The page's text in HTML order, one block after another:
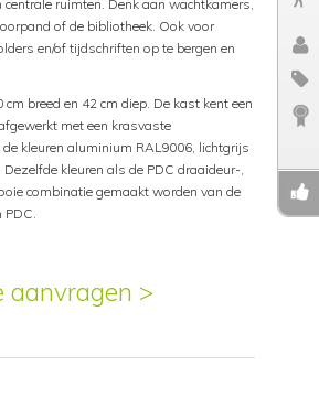
ruimten. Denk aan wachtkamers,
of de bibliotheek. Ook voor
en/of tijdschriften op te bergen en
breed en 42 cm diep. De kast kent een
met een krasvaste
kleuren aluminium RAL9006, lichtgrijs
kleuren als de PDC draaideur-,
combinatie gemaakt worden van de
PDC.
aanvragen >